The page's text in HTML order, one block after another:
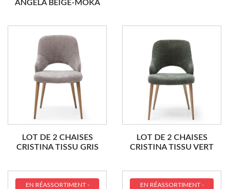
ANGELA BEIGE-MOKA
LOT DE 2 CHAISES
CRISTINA TISSU GRIS
LOT DE 2 CHAISES
CRISTINA TISSU VERT
EN RÉASSORTIMENT -
EN RÉASSORTIMENT -